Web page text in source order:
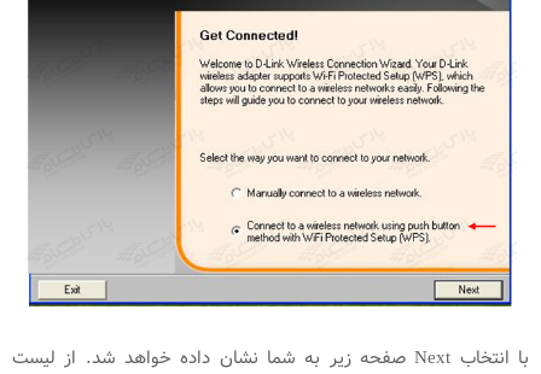
با انتخاب Next صفحه زیر به شما نشان داده خواهد شد. از لیست